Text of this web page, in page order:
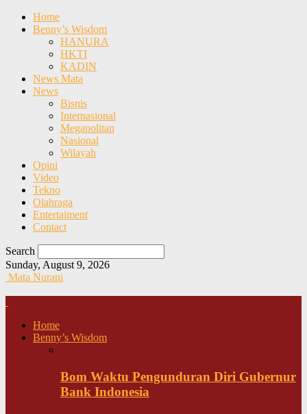
Home
Benny’s Wisdom
HANURA
HKTI
KADIN
News Mata
News
Bisnis
Internasional
Megapolitan
Nasional
Wilayah
Opini
Video
Tekno
Olahraga
Entertaiment
Contact
Search
Sunday, August 9, 2026
Mata Nurani
Home
Benny’s Wisdom
Bom Waktu Pengunduran Diri Gubernur
Bank Indonesia